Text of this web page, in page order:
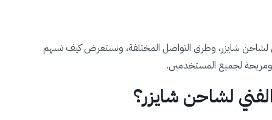
لشاحن شايزر، وطرق التواصل المختلفة، ونستعرض كيف تسهم
لجميع المستخدمين.
لشاحن شايزر؟